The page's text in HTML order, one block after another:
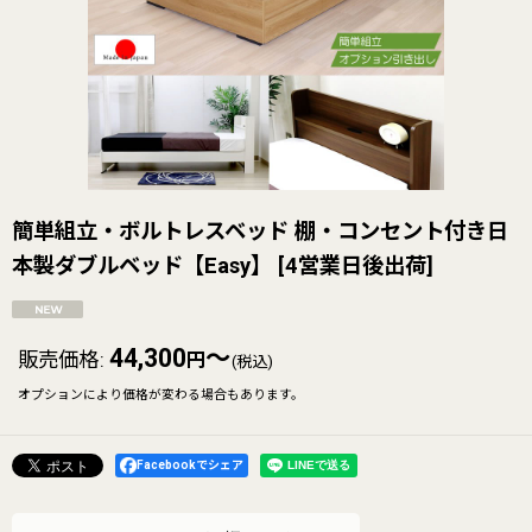
簡単組立・ボルトレスベッド 棚・コンセント付き日
本製ダブルベッド【Easy】
[4営業日後出荷]
販売価格: 44,300 円 ～(税込)
オプションにより価格が変わる場合もあります。
Facebookでシェア